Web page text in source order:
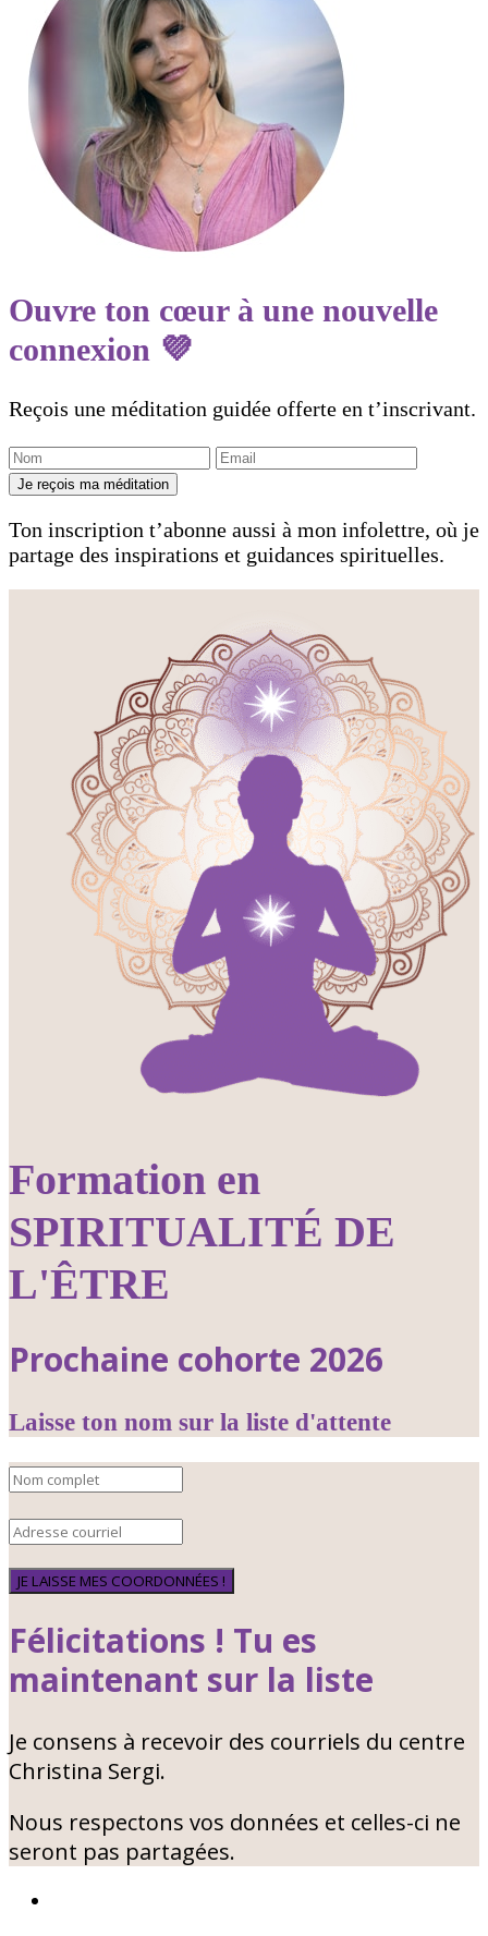
Ouvre ton cœur à une nouvelle
connexion 💜
Reçois une méditation guidée offerte en t’inscrivant.
Je reçois ma méditation
Ton inscription t’abonne aussi à mon infolettre, où je
partage des inspirations et guidances spirituelles.
Formation en
SPIRITUALITÉ DE
L'ÊTRE
Prochaine cohorte 2026
Laisse ton nom sur la liste d'attente
JE LAISSE MES COORDONNÉES !
Félicitations ! Tu es
maintenant sur la liste
Je consens à recevoir des courriels du centre
Christina Sergi.
Nous respectons vos données et celles-ci ne
seront pas partagées.